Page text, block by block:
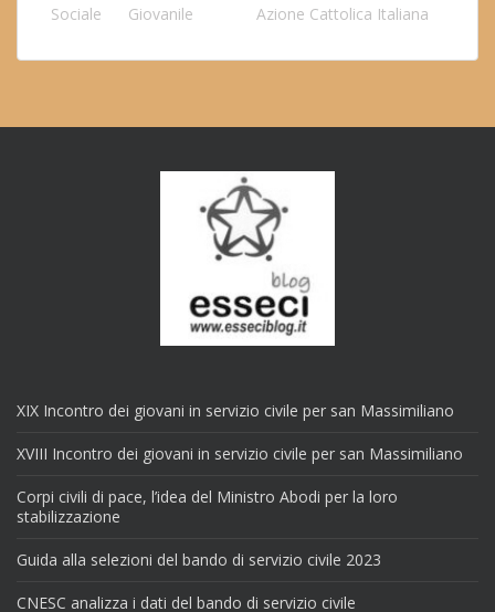
Sociale
Giovanile
Azione Cattolica Italiana
XIX Incontro dei giovani in servizio civile per san Massimiliano
XVIII Incontro dei giovani in servizio civile per san Massimiliano
Corpi civili di pace, l’idea del Ministro Abodi per la loro
stabilizzazione
Guida alla selezioni del bando di servizio civile 2023
CNESC analizza i dati del bando di servizio civile